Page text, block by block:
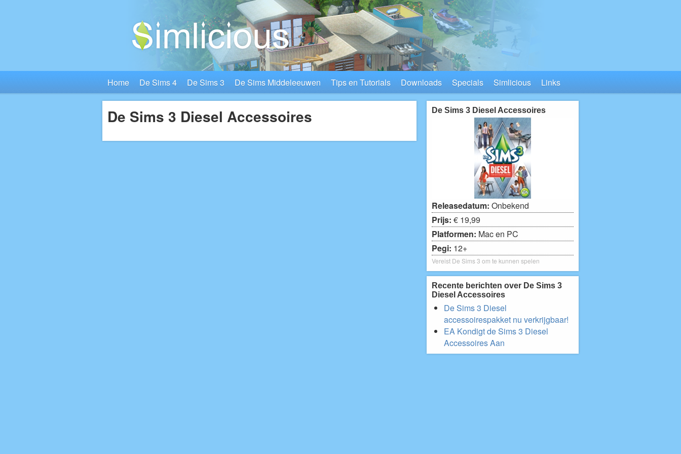
Home De Sims 4 De Sims 3 De Sims Middeleeuwen Tips en Tutorials Downloads Specials Simlicious Links
De Sims 3 Diesel Accessoires
Releasedatum: Onbekend
Prijs: € 19,99
Platformen: Mac en PC
Pegi: 12+
Vereist De Sims 3 om te kunnen spelen
Recente berichten over De Sims 3
Diesel Accessoires
De Sims 3 Diesel
accessoirespakket nu verkrijgbaar!
EA Kondigt de Sims 3 Diesel
Accessoires Aan
De Sims 3 Diesel Accessoires